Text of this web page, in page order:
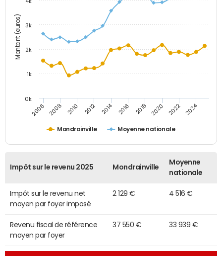
Montant (euros)
Mondrainville Moyenne nationale
2006 2008 2010 2012 2014 2016 2018 2020 2022 2024
0k
1k
2k
3k
4k
Impôt sur le revenu 2025 Mondrainville
Moyenne
nationale
Impôt sur le revenu net
moyen par foyer imposé
2 129 € 4 516 €
Revenu fiscal de référence
moyen par foyer
37 550 € 33 939 €